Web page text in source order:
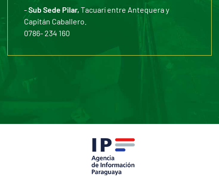
-Sub Sede Pilar, Tacuarí entre Antequera y
Capitán Caballero.
0786- 234 160